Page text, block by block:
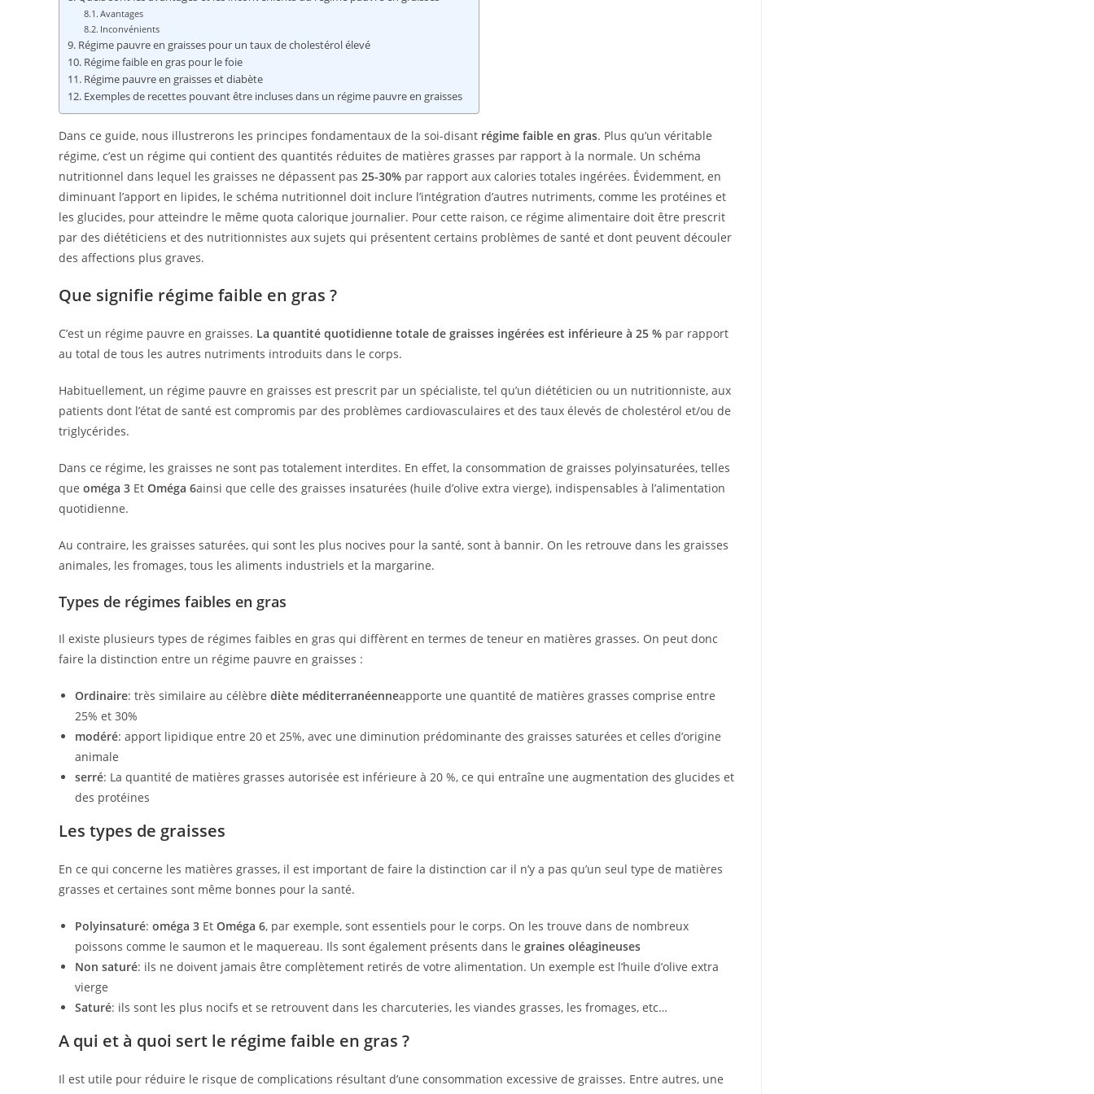
Avantages
Inconvénients
Régime pauvre en graisses pour un taux de cholestérol élevé
Régime faible en gras pour le foie
Régime pauvre en graisses et diabète
Exemples de recettes pouvant être incluses dans un régime pauvre en graisses
Dans ce guide, nous illustrerons les principes fondamentaux de la soi-disant régime faible en gras. Plus qu’un véritable
régime, c’est un régime qui contient des quantités réduites de matières grasses par rapport à la normale. Un schéma
nutritionnel dans lequel les graisses ne dépassent pas 25-30% par rapport aux calories totales ingérées. Évidemment, en
diminuant l’apport en lipides, le schéma nutritionnel doit inclure l’intégration d’autres nutriments, comme les protéines et
les glucides, pour atteindre le même quota calorique journalier. Pour cette raison, ce régime alimentaire doit être prescrit
par des diététiciens et des nutritionnistes aux sujets qui présentent certains problèmes de santé et dont peuvent découler
des affections plus graves.
Que signifie régime faible en gras ?
C’est un régime pauvre en graisses. La quantité quotidienne totale de graisses ingérées est inférieure à 25 % par rapport
au total de tous les autres nutriments introduits dans le corps.
Habituellement, un régime pauvre en graisses est prescrit par un spécialiste, tel qu’un diététicien ou un nutritionniste, aux
patients dont l’état de santé est compromis par des problèmes cardiovasculaires et des taux élevés de cholestérol et/ou de
triglycérides.
Dans ce régime, les graisses ne sont pas totalement interdites. En effet, la consommation de graisses polyinsaturées, telles
que oméga 3 Et Oméga 6ainsi que celle des graisses insaturées (huile d’olive extra vierge), indispensables à l’alimentation
quotidienne.
Au contraire, les graisses saturées, qui sont les plus nocives pour la santé, sont à bannir. On les retrouve dans les graisses
animales, les fromages, tous les aliments industriels et la margarine.
Types de régimes faibles en gras
Il existe plusieurs types de régimes faibles en gras qui diffèrent en termes de teneur en matières grasses. On peut donc
faire la distinction entre un régime pauvre en graisses :
Ordinaire: très similaire au célèbre diète méditerranéenneapporte une quantité de matières grasses comprise entre
25% et 30%
modéré: apport lipidique entre 20 et 25%, avec une diminution prédominante des graisses saturées et celles d’origine
animale
serré: La quantité de matières grasses autorisée est inférieure à 20 %, ce qui entraîne une augmentation des glucides et
des protéines
Les types de graisses
En ce qui concerne les matières grasses, il est important de faire la distinction car il n’y a pas qu’un seul type de matières
grasses et certaines sont même bonnes pour la santé.
Polyinsaturé: oméga 3 Et Oméga 6, par exemple, sont essentiels pour le corps. On les trouve dans de nombreux
poissons comme le saumon et le maquereau. Ils sont également présents dans le graines oléagineuses
Non saturé: ils ne doivent jamais être complètement retirés de votre alimentation. Un exemple est l’huile d’olive extra
vierge
Saturé: ils sont les plus nocifs et se retrouvent dans les charcuteries, les viandes grasses, les fromages, etc…
A qui et à quoi sert le régime faible en gras ?
Il est utile pour réduire le risque de complications résultant d’une consommation excessive de graisses. Entre autres, une